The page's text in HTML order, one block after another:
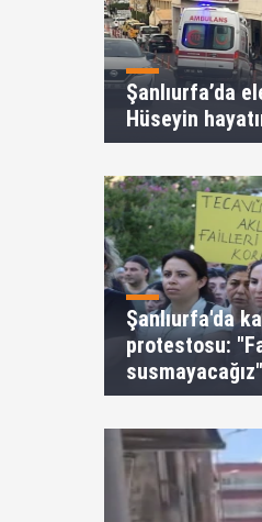
Şanlıurfa’da
Hüseyin
Şanlıurfa'da
protestosu:
susmayacağız"